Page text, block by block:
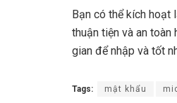
Bạn có thể kích hoạt
thuận tiện và an toàn
gian để nhập và tốt
Tags: mật khẩu